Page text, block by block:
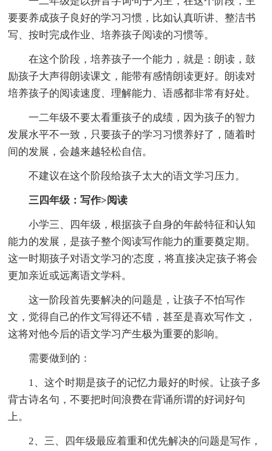
要要养成孩子良好的学习习惯，比如认真听讲、整洁书
写、按时完成作业、培养孩子阅读的习惯等。
在这个阶段，培养孩子一个能力，就是：朗读，鼓
励孩子大声得朗读课文，能带有感情朗读更好。朗读对
培养孩子的阅读速度、理解能力、语感都非常有好处。
一二年级不要太看重孩子的成绩，因为孩子的智力
发展水平不一致，只要孩子的学习习惯养好了，随着时
间的发展，会越来越轻松自信。
不建议在这个阶段给孩子太大的语文学习压力。
三四年级：写作>阅读
小学三、四年级，根据孩子自身的年龄特征和认知
能力的发展，是孩子整个阅读写作能力的重要奠定期。
这一时期孩子对语文学习的'态度，将直接决定孩子将会
更加亲近或远离语文学科。
这一阶段首先要解决的问题是，让孩子不怕写作
文，觉得自己的作文写得还不错，甚至是喜欢写作文，
这将对他今后的语文学习产生极为重要的影响。
需要做到的：
1、这个时期是孩子的记忆力最好的时候。让孩子多
背古诗名句，不要把时间浪费在背诵所谓的好词好句
上。
2、三、四年级最应着重和优先解决的问题是写作，